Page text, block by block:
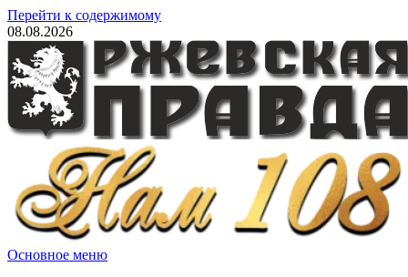
Перейти к содержимому
08.08.2026
Основное меню